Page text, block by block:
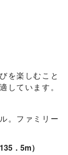
を楽しむこと
しています。
。ファミリー
．5m）